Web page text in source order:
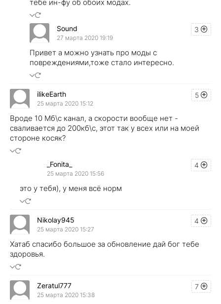
тебе ин-фу об обоих модах.
3
Sound
27 марта 2020 19:19
Привет а можно узнать про моды с
повреждениями,тоже стало интересно.
5
ilikeEarth
25 марта 2020 15:12
Вроде 10 Мб\с канал, а скорости вообще нет -
сваливается до 200кб\с, этот так у всех или на моей
стороне косяк?
4
_Fonita_
25 марта 2020 15:56
это у тебя), у меня всё норм
4
Nikolay945
25 марта 2020 15:27
Хатаб спасибо большое за обновление дай бог тебе
здоровья.
7
Zeratul777
25 марта 2020 15:38